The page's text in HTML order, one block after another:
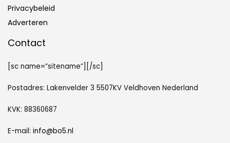
Privacybeleid
Adverteren
Contact
[sc name=”sitename”][/sc]
Postadres: Lakenvelder 3 5507KV Veldhoven Nederland
KVK: 88360687
E-mail: info@bo5.nl